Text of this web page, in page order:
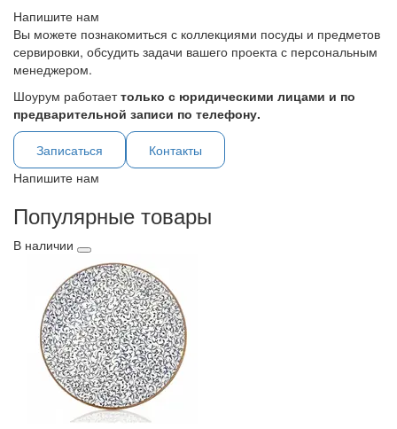
Напишите нам
Вы можете познакомиться с коллекциями посуды и предметов
сервировки, обсудить задачи вашего проекта с персональным
менеджером.
Шоурум работаеттолько с юридическими лицами и по
предварительной записи по телефону.
Записаться
Контакты
Напишите нам
Популярные товары
В наличии